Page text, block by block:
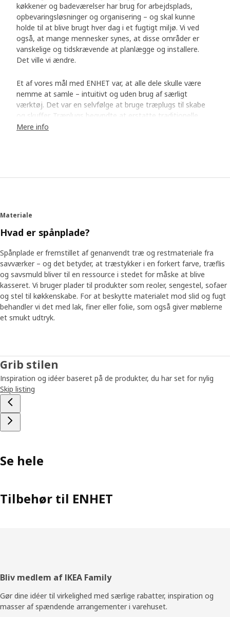
køkkener og badeværelser har brug for arbejdsplads,
opbevaringsløsninger og organisering – og skal kunne
holde til at blive brugt hver dag i et fugtigt miljø. Vi ved
også, at mange mennesker synes, at disse områder er
vanskelige og tidskrævende at planlægge og installere.
Det ville vi ændre.
Et af vores mål med ENHET var, at alle dele skulle være
nemme at samle – intuitivt og uden brug af særligt
værktøj. Det var en selvfølge at bruge træplugs til skabe
og skuffer. Træplugs begyndte at erstatte traditionelle
beslag i IKEA sortimentet for nogle få år siden.
metalstel. Det var sådan, “Grisen” så dagens lys – en
som var en del af projektet.
En af udfordringerne med metalstellene var, at stålet
skulle kunne holde til det fugtige miljø i køkkener og
badeværelser – uden at ruste. “Vi fandt en metode kaldet
AD-belægning i bilindustrien”, siger Daniel og beskriver,
hvordan alle dele af stellet dyppes i coatingen. “Efter at vi
havde set fotos fra laboratorietesten, blev det klart, at vi
havde fundet den rigtige løsning. Der var rust på dele med
det resulterede i en vigtig gensidig forståelse. “Der sker
noget, når du bringer mange mennesker med forskellige
erfaringer sammen, og det kan skabe en stærk og
innovativ drivkraft.”
Mere info
Materiale
Hvad er spånplade?
Spånplade er fremstillet af genanvendt træ og restmateriale fra
savværker – og det betyder, at træstykker i en forkert farve, træflis
og savsmuld bliver til en ressource i stedet for måske at blive
kasseret. Vi bruger plader til produkter som reoler, sengestel, sofaer
og stel til køkkenskabe. For at beskytte materialet mod slid og fugt
behandler vi det med lak, finer eller folie, som også giver møblerne
et smukt udtryk.
Grib stilen
Inspiration og idéer baseret på de produkter, du har set for nylig
Skip listing
Se hele
Tilbehør til ENHET
Footer
Bliv medlem af IKEA Family
Gør dine idéer til virkelighed med særlige rabatter, inspiration og
masser af spændende arrangementer i varehuset.